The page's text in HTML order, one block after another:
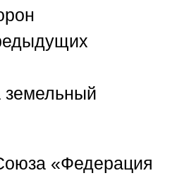
земельный
«Федерация